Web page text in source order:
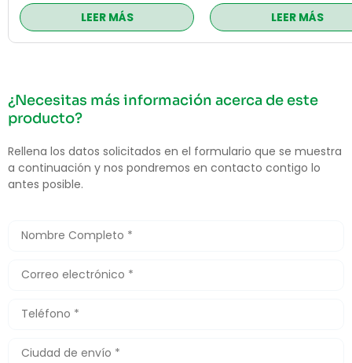
LEER MÁS LEER MÁS
¿Necesitas más información acerca de este
producto?
Rellena los datos solicitados en el formulario que se muestra
a continuación y nos pondremos en contacto contigo lo
antes posible.